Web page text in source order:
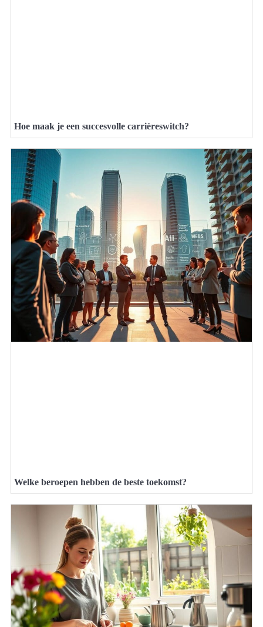
Hoe maak je een succesvolle carrièreswitch?
Welke beroepen hebben de beste toekomst?